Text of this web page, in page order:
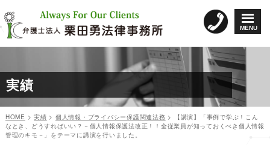
MENU
ン
テ
ン
へ
ス
キ
ッ
プ
実績
HOME >実績 > 個人情報・プライバシー保護関連法務 >
【講演】「事例で学ぶ！こん
なとき、どうすればいい？－個人情報保護法改正！！全従業員が知っておくべき個人情報
管理のキモ－」をテーマに講演を行いました。